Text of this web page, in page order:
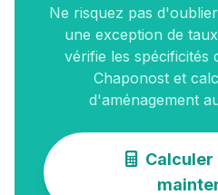
Ne risquez pas
une exception de
vérifie les spécificités
Chaponost et
d'aménagement
Calculer